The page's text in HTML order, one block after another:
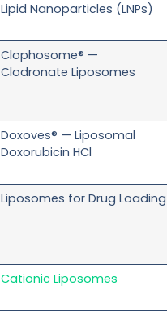
Lipid Nanoparticles (LNPs)
Clophosome® —
Clodronate Liposomes
Doxoves® — Liposomal
Doxorubicin HCl
Liposomes for Drug Loading
Cationic Liposomes